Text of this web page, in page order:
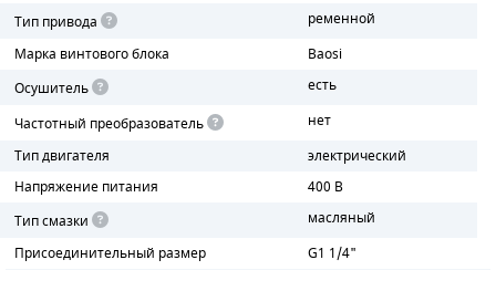
Тип привода
ременной
Марка винтового блока
Baosi
Осушитель
есть
Частотный преобразователь
нет
Тип двигателя
электрический
Напряжение питания
400 В
Тип смазки
масляный
Присоединительный размер
G1 1/4"
ПОДШИПНИКИ
ПОРШНЕВЫЕ БЛОКИ
ДЕТАЛИ ПОРШНЕВЫХ КОМПРЕССОРОВ
ДЕТАЛИ СПИРАЛЬНЫХ КОМПРЕССОРОВ